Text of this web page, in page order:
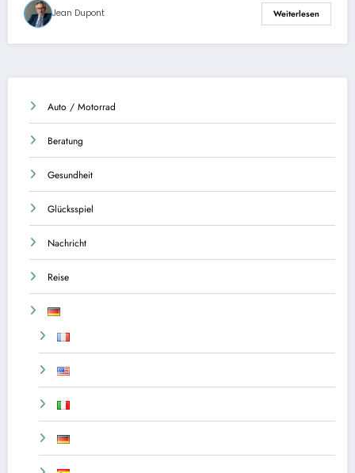
Jean Dupont Weiterlesen
Auto / Motorrad
Beratung
Gesundheit
Glücksspiel
Nachricht
Reise